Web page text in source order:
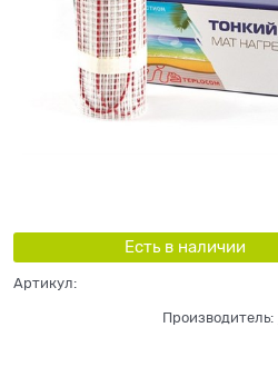
Есть в наличии
Артикул:
Производитель: